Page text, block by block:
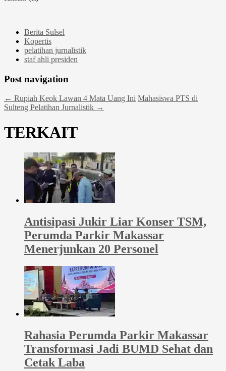
Berita Sulsel
Kopertis
pelatihan jurnalistik
staf ahli presiden
Post navigation
← Rupiah Keok Lawan 4 Mata Uang Ini Mahasiswa PTS di
Sulteng Pelatihan Jurnalistik →
TERKAIT
Antisipasi Jukir Liar Konser TSM,
Perumda Parkir Makassar
Menerjunkan 20 Personel
Rahasia Perumda Parkir Makassar
Transformasi Jadi BUMD Sehat dan
Cetak Laba